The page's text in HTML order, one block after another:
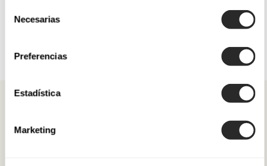
Necesarias
Preferencias
Estadística
Marketing